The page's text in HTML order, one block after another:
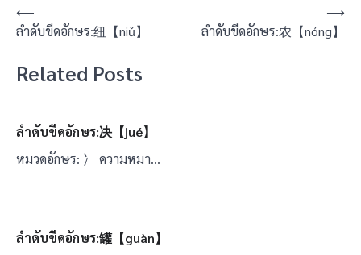
แนะแนว
เรื่อง
⟵
ลำดับขีดอักษร:纽【niǔ】
ลำดับขีดอักษร:农【nóng】
⟶
Related Posts
ลำดับขีดอักษร:决【jué】
หมวดอักษร: 冫 ความหมา…
ลำดับขีดอักษร:罐【guàn】